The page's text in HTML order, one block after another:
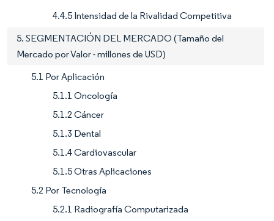
4.4.5 Intensidad de la Rivalidad Competitiva
5. SEGMENTACIÓN DEL MERCADO (Tamaño del
Mercado por Valor - millones de USD)
5.1 Por Aplicación
5.1.1 Oncología
5.1.2 Cáncer
5.1.3 Dental
5.1.4 Cardiovascular
5.1.5 Otras Aplicaciones
5.2 Por Tecnología
5.2.1 Radiografía Computarizada